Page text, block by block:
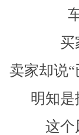
买
卖家却说
明知
这个